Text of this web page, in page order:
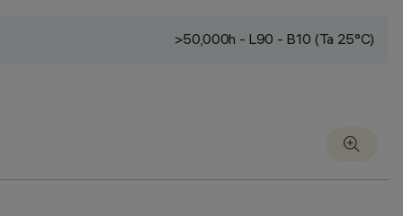
>50,000h - L90 - B10 (Ta 25°C)